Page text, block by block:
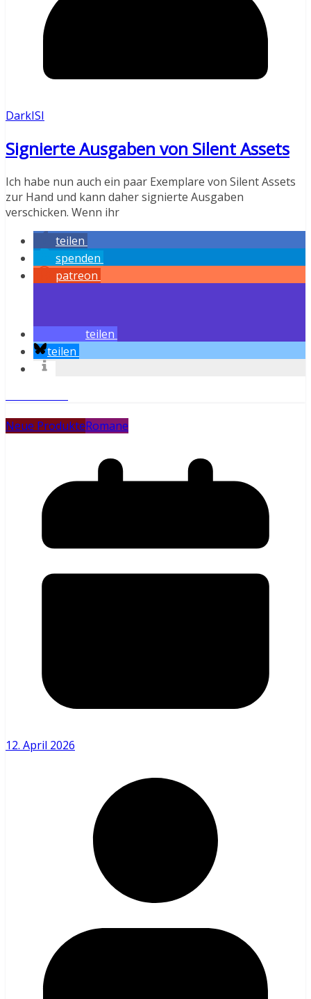
DarkISI
Signierte Ausgaben von Silent Assets
Ich habe nun auch ein paar Exemplare von Silent Assets
zur Hand und kann daher signierte Ausgaben
verschicken. Wenn ihr
teilen
spenden
patreon
teilen
teilen
Neue ProdukteRomane
12. April 2026